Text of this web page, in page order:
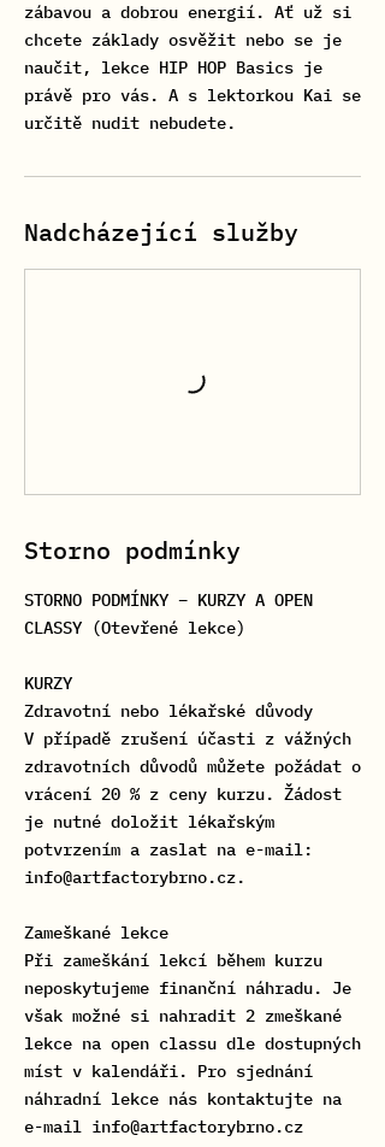
zábavou a dobrou energií. Ať už si
chcete základy osvěžit nebo se je
naučit, lekce HIP HOP Basics je
právě pro vás. A s lektorkou Kai se
určitě nudit nebudete.
Nadcházející služby
Storno podmínky
STORNO PODMÍNKY – KURZY A OPEN
CLASSY (Otevřené lekce)
KURZY
Zdravotní nebo lékařské důvody
V případě zrušení účasti z vážných
zdravotních důvodů můžete požádat o
vrácení 20 % z ceny kurzu. Žádost
je nutné doložit lékařským
potvrzením a zaslat na e-mail:
info@artfactorybrno.cz.
Zameškané lekce
Při zameškání lekcí během kurzu
neposkytujeme finanční náhradu. Je
však možné si nahradit 2 zmeškané
lekce na open classu dle dostupných
míst v kalendáři. Pro sjednání
náhradní lekce nás kontaktujte na
e-mail info@artfactorybrno.cz